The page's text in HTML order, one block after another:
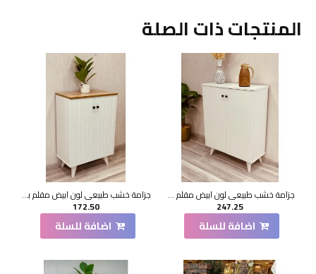
المنتجات ذات الصلة
جزامة خشب طبيعي لون ابيض مقلم 2 باب 33*80*105سم
247.25
اضافة للسلة
جزامة خشب طبيعي لون ابيض مقلم بسطح بيج 2 باب 60*33*90 سم
172.50
اضافة للسلة